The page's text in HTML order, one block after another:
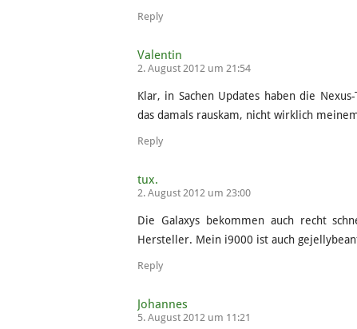
Reply
Valentin
2. August 2012 um 21:54
Klar, in Sachen Updates haben die
das damals rauskam, nicht wirklich
Reply
tux.
2. August 2012 um 23:00
Die Galaxys bekommen auch recht
Hersteller. Mein i9000 ist auch
Reply
Johannes
5. August 2012 um 11:21